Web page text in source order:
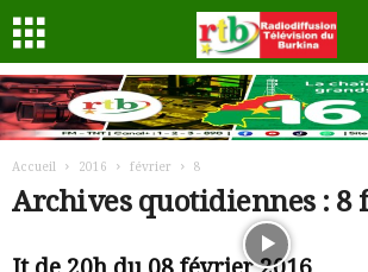
Accueil 2016 février 8
Archives quotidiennes : 8